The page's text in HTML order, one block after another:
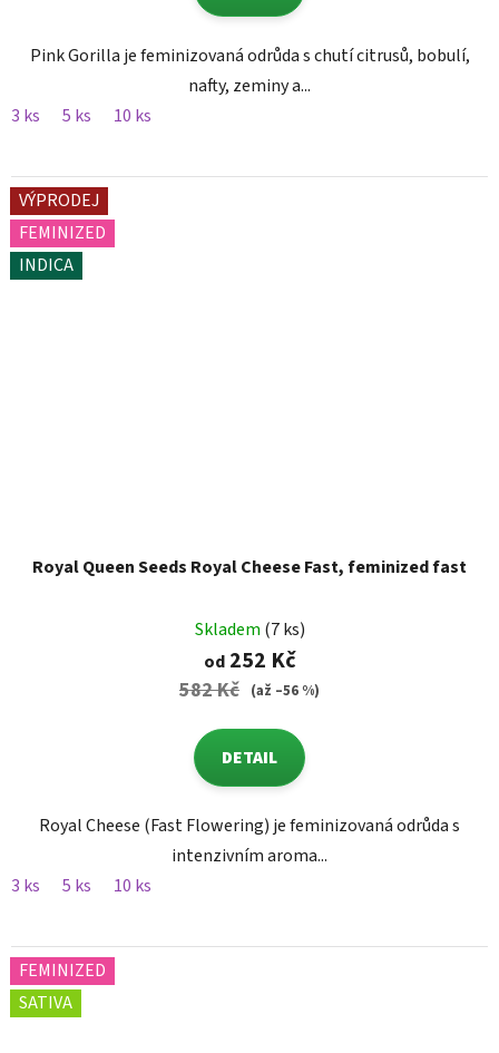
Pink Gorilla je feminizovaná odrůda s chutí citrusů, bobulí,
nafty, zeminy a...
3 ks
5 ks 10 ks
VÝPRODEJ
FEMINIZED
INDICA
Royal Queen Seeds Royal Cheese Fast, feminized fast
Skladem (7 ks)
od252 Kč
582 Kč (až –56 %)
DETAIL
Royal Cheese (Fast Flowering) je feminizovaná odrůda s
intenzivním aroma...
3 ks
5 ks 10 ks
FEMINIZED
SATIVA